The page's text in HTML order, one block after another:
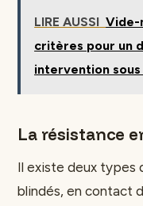
LIRE AUSSI Vide-
critères pour un
intervention
La résistance
Il existe deux types
blindés, en contact